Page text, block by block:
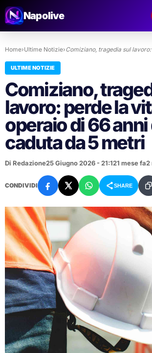
Napolive
Home›Ultime Notizie›Comiziano, tragedia sul
ULTIME NOTIZIE
Comiziano,
lavoro: perde la
operaio di 66
caduta da 5 metri
Di Redazione25 Giugno 2026 - 21:121 mese fa2
CONDIVIDI SHARE